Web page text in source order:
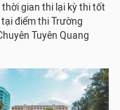
thời gian thi lại kỳ thi tốt
điểm thi Trường
Tuyên Quang